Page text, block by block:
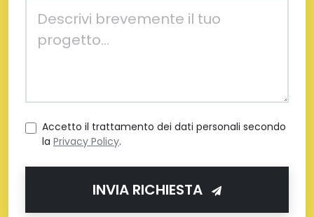
Accetto il trattamento dei dati personali secondo
la Privacy Policy.
INVIA RICHIESTA